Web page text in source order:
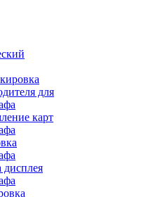
для
карт
дисплея